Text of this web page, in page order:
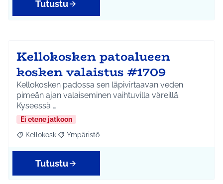
Tutustu
Kellokosken patoalueen
kosken valaistus #1709
Kellokosken padossa sen läpivirtaavan veden
pimeän ajan valaiseminen vaihtuvilla väreillä.
Kyseessä …
Ei etene jatkoon
Rajaa tulokset aihepiirin mukaan: Kellokoski
Kellokoski Rajaa tulokset teeman mukaan: Ympäristö
Ympäristö
Tutustu